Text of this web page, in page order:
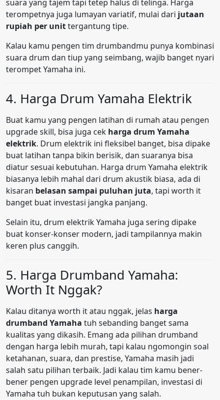
suara yang tajem tapi tetep halus di telinga. Harga
terompetnya juga lumayan variatif, mulai dari jutaan
rupiah per unittergantung tipe.
Kalau kamu pengen tim drumbandmu punya kombinasi
suara drum dan tiup yang seimbang, wajib banget nyari
terompet Yamaha ini.
4. Harga Drum Yamaha Elektrik
Buat kamu yang pengen latihan di rumah atau pengen
upgrade skill, bisa juga cek harga drum Yamaha
elektrik. Drum elektrik ini fleksibel banget, bisa dipake
buat latihan tanpa bikin berisik, dan suaranya bisa
diatur sesuai kebutuhan. Harga drum Yamaha elektrik
biasanya lebih mahal dari drum akustik biasa, ada di
kisaran belasan sampai puluhan juta, tapi worth it
banget buat investasi jangka panjang.
Selain itu, drum elektrik Yamaha juga sering dipake
buat konser-konser modern, jadi tampilannya makin
keren plus canggih.
5. Harga Drumband Yamaha:
Worth It Nggak?
Kalau ditanya worth it atau nggak, jelas harga
drumband Yamaha tuh sebanding banget sama
kualitas yang dikasih. Emang ada pilihan drumband
dengan harga lebih murah, tapi kalau ngomongin soal
ketahanan, suara, dan prestise, Yamaha masih jadi
salah satu pilihan terbaik. Jadi kalau tim kamu bener-
bener pengen upgrade level penampilan, investasi di
Yamaha tuh bukan keputusan yang salah.